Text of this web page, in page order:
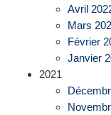
Avril
Mars
Février
Janvier
2021